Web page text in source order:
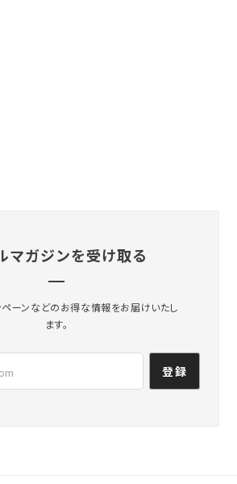
マガジンを受け取る
ーンなどのお得な情報をお届けいたし
ます。
登録